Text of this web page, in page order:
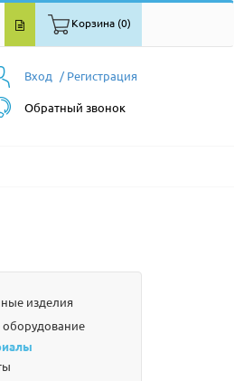
Корзина (0)
Вход / Регистрация
Обратный звонок
изделия
оборудование